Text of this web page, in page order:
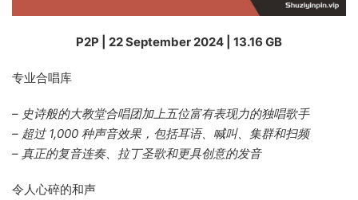
P2P | 22 September 2024 | 13.16 GB
专业合唱库
– 史诗般的大教堂合唱团加上五位富有表现力的独唱歌手
– 超过 1,000 种声音效果，包括耳语、喊叫、集群和扫频
– 真正的复音连奏、拉丁圣歌和更具创意的发音
令人心碎的和声